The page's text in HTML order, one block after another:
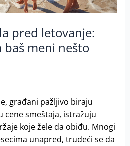
pred letovanje:
baš meni nešto
građani pažljivo biraju
smeštaja, istražuju
koje žele da obiđu. Mnogi
unapred, trudeći se da